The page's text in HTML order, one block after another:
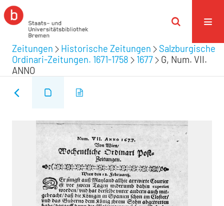
Zeitungen Historische Zeitungen
Salzburgische
Ordinari-Zeitungen. 1671-1758
1677
G, Num. VII.
ANNO